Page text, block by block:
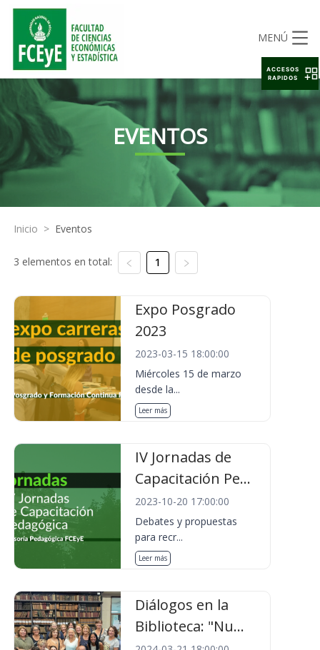
MENÚ
EVENTOS
Inicio > Eventos
3 elementos en total: 1
Expo Posgrado
2023
2023-03-15 18:00:00
Miércoles 15 de marzo
desde la...
Leer más
IV Jornadas de
Capacitación Pe...
2023-10-20 17:00:00
Debates y propuestas
para recr...
Leer más
Diálogos en la
Biblioteca: "Nu...
ACCESOS
RAPIDOS